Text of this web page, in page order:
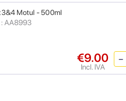
Motul - 500ml
AA8993
€9.00
Incl. IVA